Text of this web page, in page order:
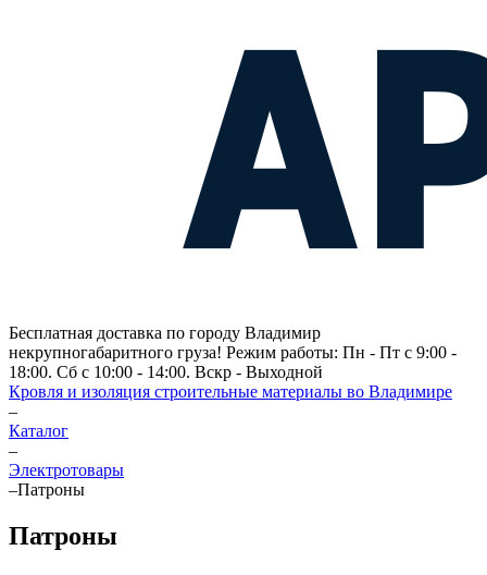
Бесплатная доставка по городу Владимир
некрупногабаритного груза! Режим работы: Пн - Пт с 9:00 -
18:00. Сб с 10:00 - 14:00. Вскр - Выходной
Кровля и изоляция строительные материалы во Владимире
–
Каталог
–
Электротовары
–Патроны
Патроны